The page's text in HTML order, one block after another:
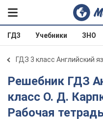
ГДЗ Учебники ЗНО
ГДЗ 3 класс Английский
Решебник ГДЗ
класс О. Д.
Рабочая